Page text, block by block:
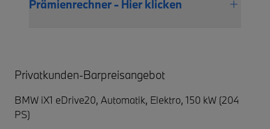
Prämienrechner - Hier klicken
Privatkunden-Barpreisangebot
BMW iX1 eDrive20, Automatik, Elektro, 150 kW (204
PS)